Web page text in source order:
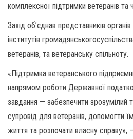
комплексної підтримки ветеранів та
Захід об’єднав представників
інститутів
ветеранів, та ветеранську спільноту.
«Підтримка ветеранського
напрямом роботи Державної
завдання — забезпечити зрозумілий
супровід для ветеранів, допомогти
життя та розпочати власну справу»,